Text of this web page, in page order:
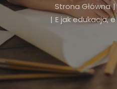
INWESTYCJE
O NAS
PRACA
Strona Główna
E jak edukacja,